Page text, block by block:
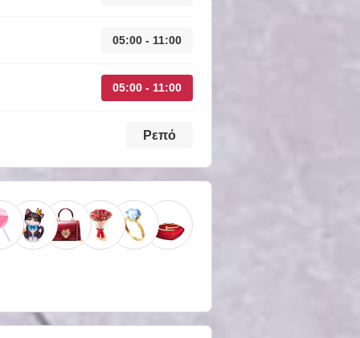
05:00 - 11:00
05:00 - 11:00
Ρεπό